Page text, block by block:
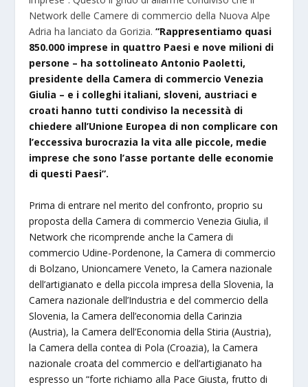
Network delle Camere di commercio della Nuova Alpe
Adria ha lanciato da Gorizia. “Rappresentiamo quasi
850.000 imprese in quattro Paesi e nove milioni di
persone – ha sottolineato Antonio Paoletti,
presidente della Camera di commercio Venezia
Giulia – e i colleghi italiani, sloveni, austriaci e
croati hanno tutti condiviso la necessità di
chiedere all’Unione Europea di non complicare con
l’eccessiva burocrazia la vita alle piccole, medie
imprese che sono l’asse portante delle economie
di questi Paesi”.
Prima di entrare nel merito del confronto, proprio su
proposta della Camera di commercio Venezia Giulia, il
Network che ricomprende anche la Camera di
commercio Udine-Pordenone, la Camera di commercio
di Bolzano, Unioncamere Veneto, la Camera nazionale
dell’artigianato e della piccola impresa della Slovenia, la
Camera nazionale dell’Industria e del commercio della
Slovenia, la Camera dell’economia della Carinzia
(Austria), la Camera dell’Economia della Stiria (Austria),
la Camera della contea di Pola (Croazia), la Camera
nazionale croata del commercio e dell’artigianato ha
espresso un “forte richiamo alla Pace Giusta, frutto di